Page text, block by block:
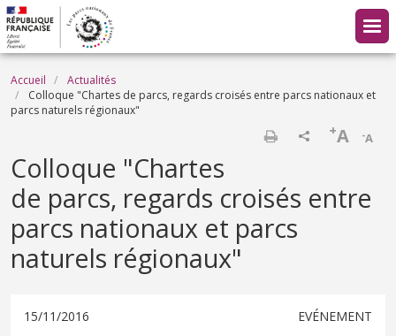
Aller au contenu principal
Fil d'Ariane
Accueil
Actualités
Colloque "Chartes de parcs, regards croisés entre parcs nationaux et
parcs naturels régionaux"
-A
+A
Colloque "Chartes
de parcs, regards croisés entre
parcs nationaux et parcs
naturels régionaux"
15/11/2016
EVÉNEMENT